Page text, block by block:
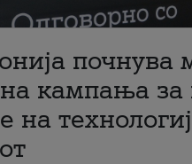
почнува
кампања за
на